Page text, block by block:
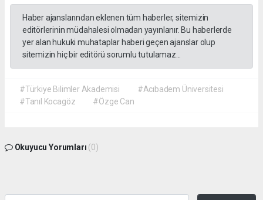
Haber ajanslarından eklenen tüm haberler, sitemizin
editörlerinin müdahalesi olmadan yayınlanır. Bu haberlerde
yer alan hukuki muhataplar haberi geçen ajanslar olup
sitemizin hiç bir editörü sorumlu tutulamaz...
#Türkiye Bilimler Akademisi
#Acıbadem Üniversitesi
#Tanıl Kocagöz
#Özge Can
Okuyucu Yorumları (0)